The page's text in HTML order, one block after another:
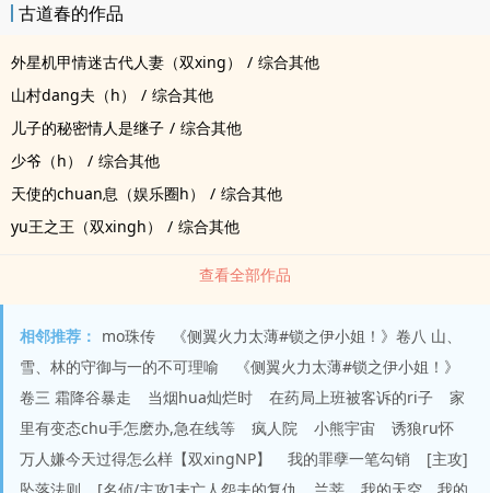
古道春的作品
外星机甲情迷古代人妻（双xing） / 综合其他
山村dang夫（h）
/ 综合其他
儿子的秘密情人是继子 / 综合其他
少爷（h）
/ 综合其他
天使的chuan息（娱乐圈h）
/ 综合其他
yu王之王（双xingh）
/ 综合其他
查看全部作品
相邻推荐： mo珠传
《侧翼火力太薄#锁之伊小姐！》卷八 山、
雪、林的守御与一的不可理喻
《侧翼火力太薄#锁之伊小姐！》
卷三 霜降谷暴走
当烟hua灿烂时 在药局上班被客诉的ri子
家
里有变态chu手怎麽办,急在线等
疯人院 小熊宇宙
诱狼ru怀
万人嫌今天过得怎么样【双xingNP】
我的罪孽一笔勾销
[主攻]